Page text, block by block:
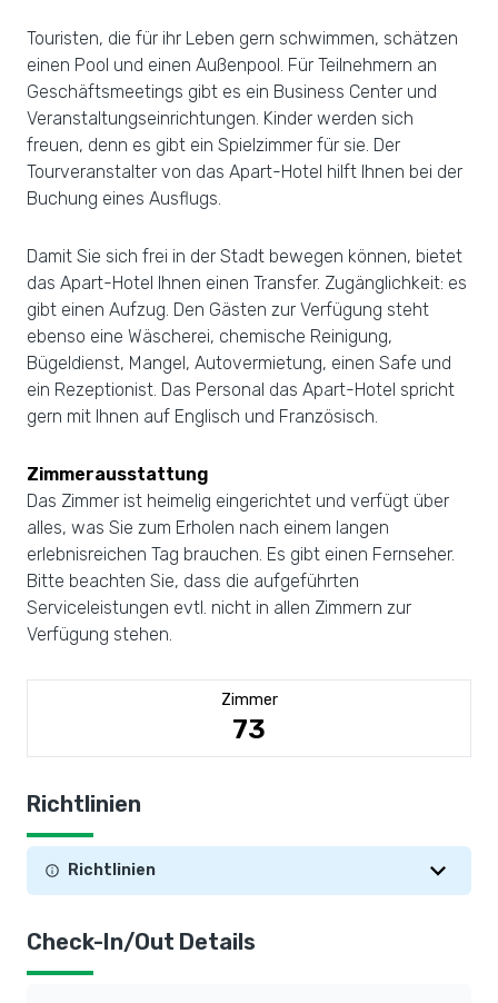
Touristen, die für ihr Leben gern schwimmen, schätzen
einen Pool und einen Außenpool. Für Teilnehmern an
Geschäftsmeetings gibt es ein Business Center und
Veranstaltungseinrichtungen. Kinder werden sich
freuen, denn es gibt ein Spielzimmer für sie. Der
Tourveranstalter von das Apart-Hotel hilft Ihnen bei der
Buchung eines Ausflugs.
Damit Sie sich frei in der Stadt bewegen können, bietet
das Apart-Hotel Ihnen einen Transfer. Zugänglichkeit: es
gibt einen Aufzug. Den Gästen zur Verfügung steht
ebenso eine Wäscherei, chemische Reinigung,
Bügeldienst, Mangel, Autovermietung, einen Safe und
ein Rezeptionist. Das Personal das Apart-Hotel spricht
gern mit Ihnen auf Englisch und Französisch.
Zimmerausstattung
Das Zimmer ist heimelig eingerichtet und verfügt über
alles, was Sie zum Erholen nach einem langen
erlebnisreichen Tag brauchen. Es gibt einen Fernseher.
Bitte beachten Sie, dass die aufgeführten
Serviceleistungen evtl. nicht in allen Zimmern zur
Verfügung stehen.
Zimmer
73
Richtlinien
Richtlinien
Check-In/Out Details